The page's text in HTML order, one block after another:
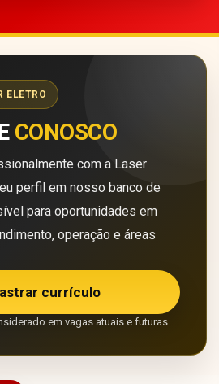
ELETRO
CONOSCO
com a Laser
perfil em nosso banco de
para oportunidades em
operação e áreas
currículo
em vagas atuais e futuras.